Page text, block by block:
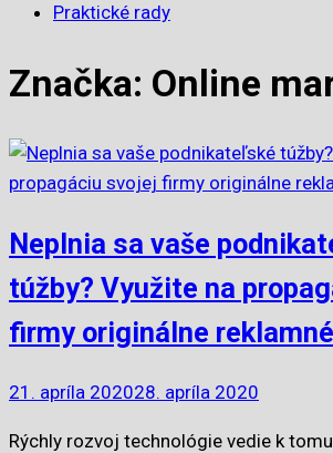
Praktické rady
Značka: Online
Neplnia sa vaše
túžby? Využite na
firmy originálne
21. apríla 202028. apríla 2020
Rýchly rozvoj technológie vedie k